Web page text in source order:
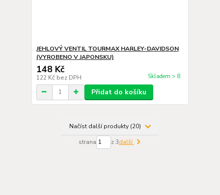
JEHLOVÝ VENTIL TOURMAX HARLEY-DAVIDSON
(VYROBENO V JAPONSKU)
148 Kč
122 Kč bez DPH Skladem > 8
Přidat do košíku
Načíst další produkty (20)
strana z 3další